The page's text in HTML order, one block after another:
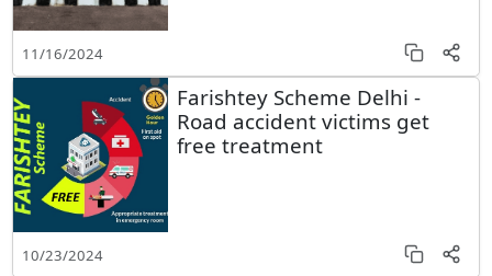
11/16/2024
Farishtey Scheme Delhi -
Road accident victims get
free treatment
10/23/2024